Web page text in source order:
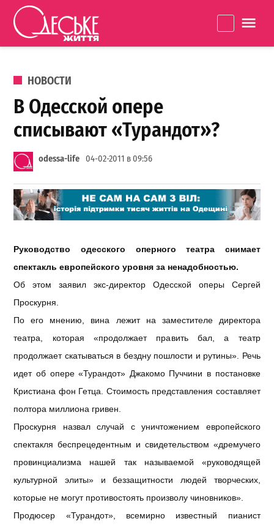
Перейти к содержанию
життя
ОПУБЛИКОВАНО В
НОВОСТИ
В Одесской опере
списывают «Турандот»?
odessa-life 04-02-2011 в 09:56
Руководство одесского оперного театра снимает
спектакль европейского уровня за ненадобностью.
Об этом заявил экс-директор Одесской оперы Сергей
Проскурня.
По его мнению, вина лежит на заместителе директора
театра, которая «продолжает править бал, а театр
продолжает скатываться в бездну пошлости и рутины». Речь
идет об опере «Турандот» Джакомо Пуччини в постановке
Кристиана фон Гетца. Стоимость представления составляет
полтора миллиона гривен.
Проскурня назвал случай с уничтожением европейского
спектакля беспрецедентным и свидетельством «дремучего
провинциализма нашей так называемой «руководящей
культурной элиты» и беззащитности людей творческих,
которые не могут противостоять произволу чиновников».
Продюсер «Турандот», всемирно известный пианист